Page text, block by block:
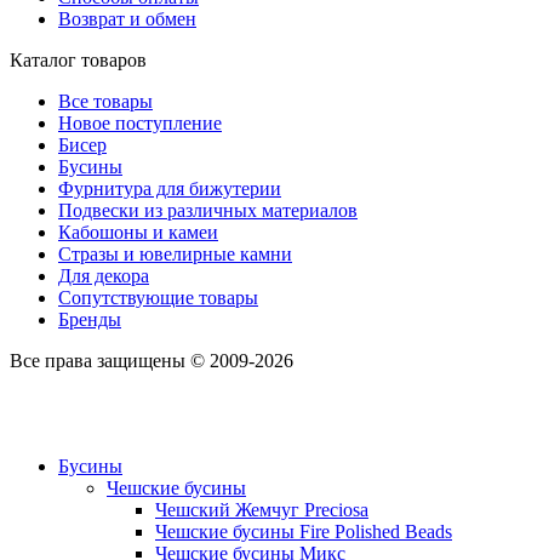
Возврат и обмен
Каталог товаров
Все товары
Новое поступление
Бисер
Бусины
Фурнитура для бижутерии
Подвески из различных материалов
Кабошоны и камеи
Стразы и ювелирные камни
Для декора
Сопутствующие товары
Бренды
Все права защищены © 2009-2026
Бусины
Чешские бусины
Чешский Жемчуг Preciosa
Чешские бусины Fire Polished Beads
Чешские бусины Микс